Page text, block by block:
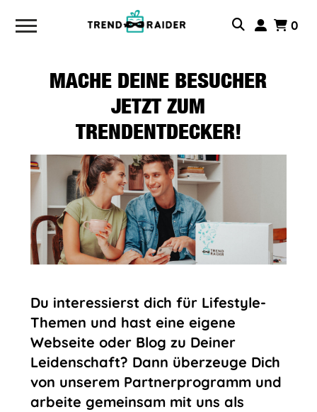
0
MACHE DEINE BESUCHER
JETZT ZUM
TRENDENTDECKER!
Du interessierst dich für Lifestyle-
Themen und hast eine eigene
Webseite oder Blog zu Deiner
Leidenschaft? Dann überzeuge Dich
von unserem Partnerprogramm und
arbeite gemeinsam mit uns als